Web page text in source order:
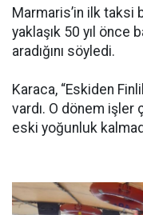
Marmaris’in ilk taksi
yaklaşık 50 yıl önce
aradığını söyledi.
Karaca, “Eskiden
vardı. O dönem işler
eski yoğunluk